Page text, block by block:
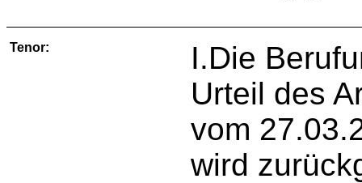
Tenor:
I.Die
Urteil des
vom
wird